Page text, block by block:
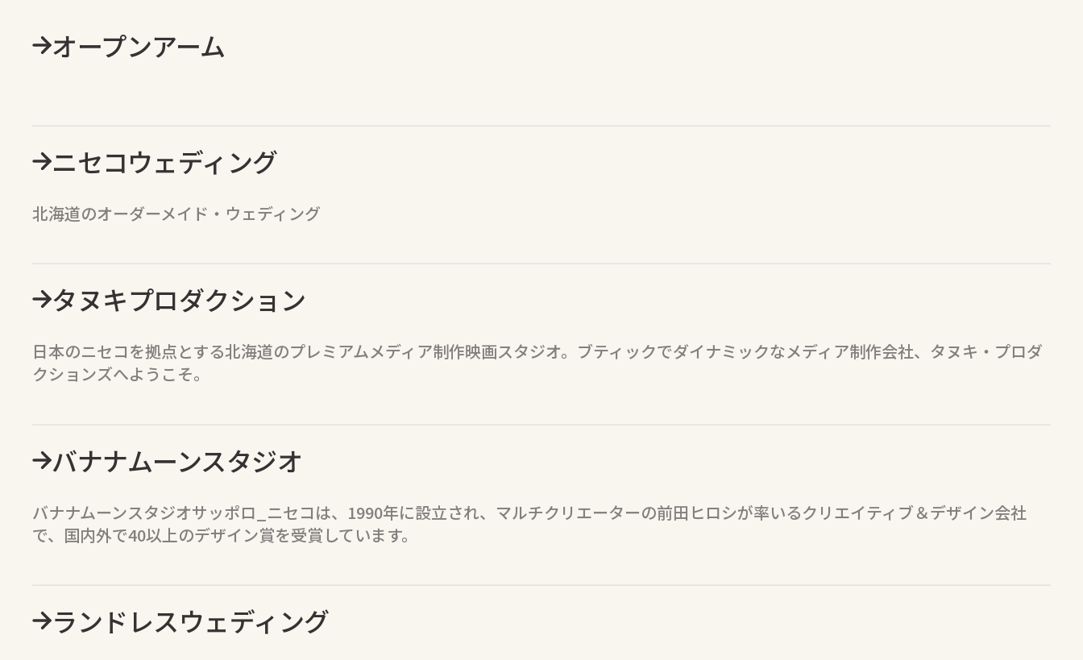
オープンアーム
ニセコウェディング
北海道のオーダーメイド・ウェディング
タヌキプロダクション
日本のニセコを拠点とする北海道のプレミアムメディア制作映画スタジオ。ブティックでダイナミックなメディア制作会社、タヌキ・プロダ
クションズへようこそ。
バナナムーンスタジオ
バナナムーンスタジオサッポロ_ニセコは、1990年に設立され、マルチクリエーターの前田ヒロシが率いるクリエイティブ＆デザイン会社
で、国内外で40以上のデザイン賞を受賞しています。
ランドレスウェディング